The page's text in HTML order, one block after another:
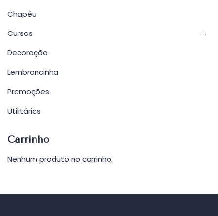
Chapéu
Cursos
Decoração
Lembrancinha
Promoções
Utilitários
Carrinho
Nenhum produto no carrinho.